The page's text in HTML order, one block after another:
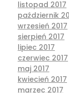
listopad 2017
październik
wrzesień 2017
sierpień 2017
lipiec 2017
czerwiec 2017
maj 2017
kwiecień 2017
marzec 2017